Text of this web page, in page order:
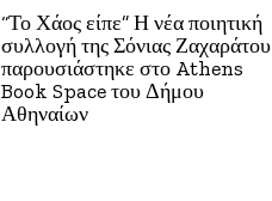
“Το Χάος είπε” Η νέα ποιητική
συλλογή της Σόνιας Ζαχαράτου
παρουσιάστηκε στο Athens
Book Space του Δήμου
Αθηναίων